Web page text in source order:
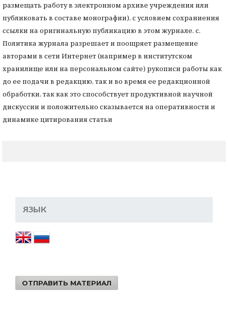
размещать работу в электронном архиве учреждения или
публиковать в составе монографии), с условием сохраниения
ссылки на оригинальную публикацию в этом журнале. с.
Политика журнала разрешает и поощряет размещение
авторами в сети Интернет (например в институтском
хранилище или на персональном сайте) рукописи работы как
до ее подачи в редакцию, так и во время ее редакционной
обработки, так как это способствует продуктивной научной
дискуссии и положительно сказывается на оперативности и
динамике цитирования статьи
ЯЗЫК
ОТПРАВИТЬ МАТЕРИАЛ